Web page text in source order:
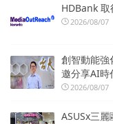
HDBank
2026/08/07
創智動能強
邀分享AI時
2026/08/07
ASUSx三